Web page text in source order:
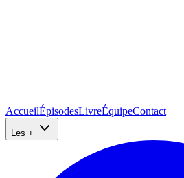
AccueilÉpisodesLivreÉquipeContact
Les +